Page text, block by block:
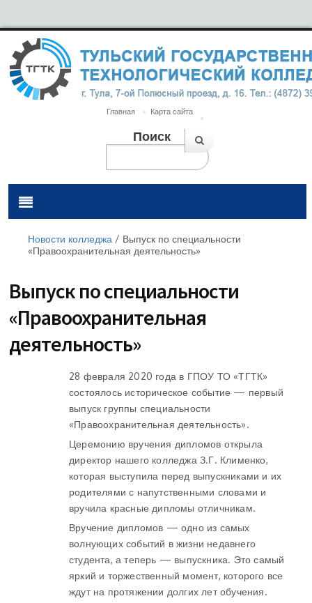
Главная Карта сайта
Поиск
Новости колледжа / Выпуск по специальности
«Правоохранительная деятельность»
Выпуск по специальности
«Правоохранительная
деятельность»
28 февраля 2020 года в ГПОУ ТО «ТГТК»
состоялось историческое событие — первый
выпуск группы специальности
«Правоохранительная деятельность».
Церемонию вручения дипломов открыла
директор нашего колледжа З.Г. Клименко,
которая выступила перед выпускниками и их
родителями с напутственными словами и
вручила красные дипломы отличникам.
Вручение дипломов — одно из самых
волнующих событий в жизни недавнего
студента, а теперь — выпускника. Это самый
яркий и торжественный момент, которого все
ждут на протяжении долгих лет обучения.